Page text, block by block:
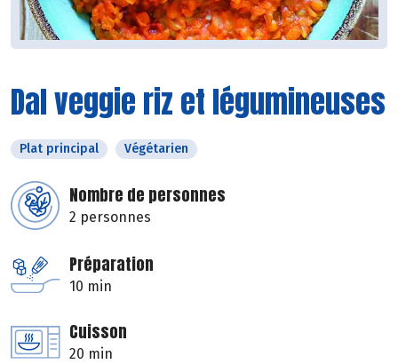
Dal veggie riz et légumineuses
Plat principal Végétarien
Nombre de personnes
2 personnes
Préparation
10 min
Cuisson
20 min